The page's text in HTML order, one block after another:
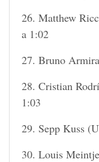
26. Matthew
a 1:02
27. Bruno
28. Cristian
1:03
29. Sepp Kuss
30. Louis